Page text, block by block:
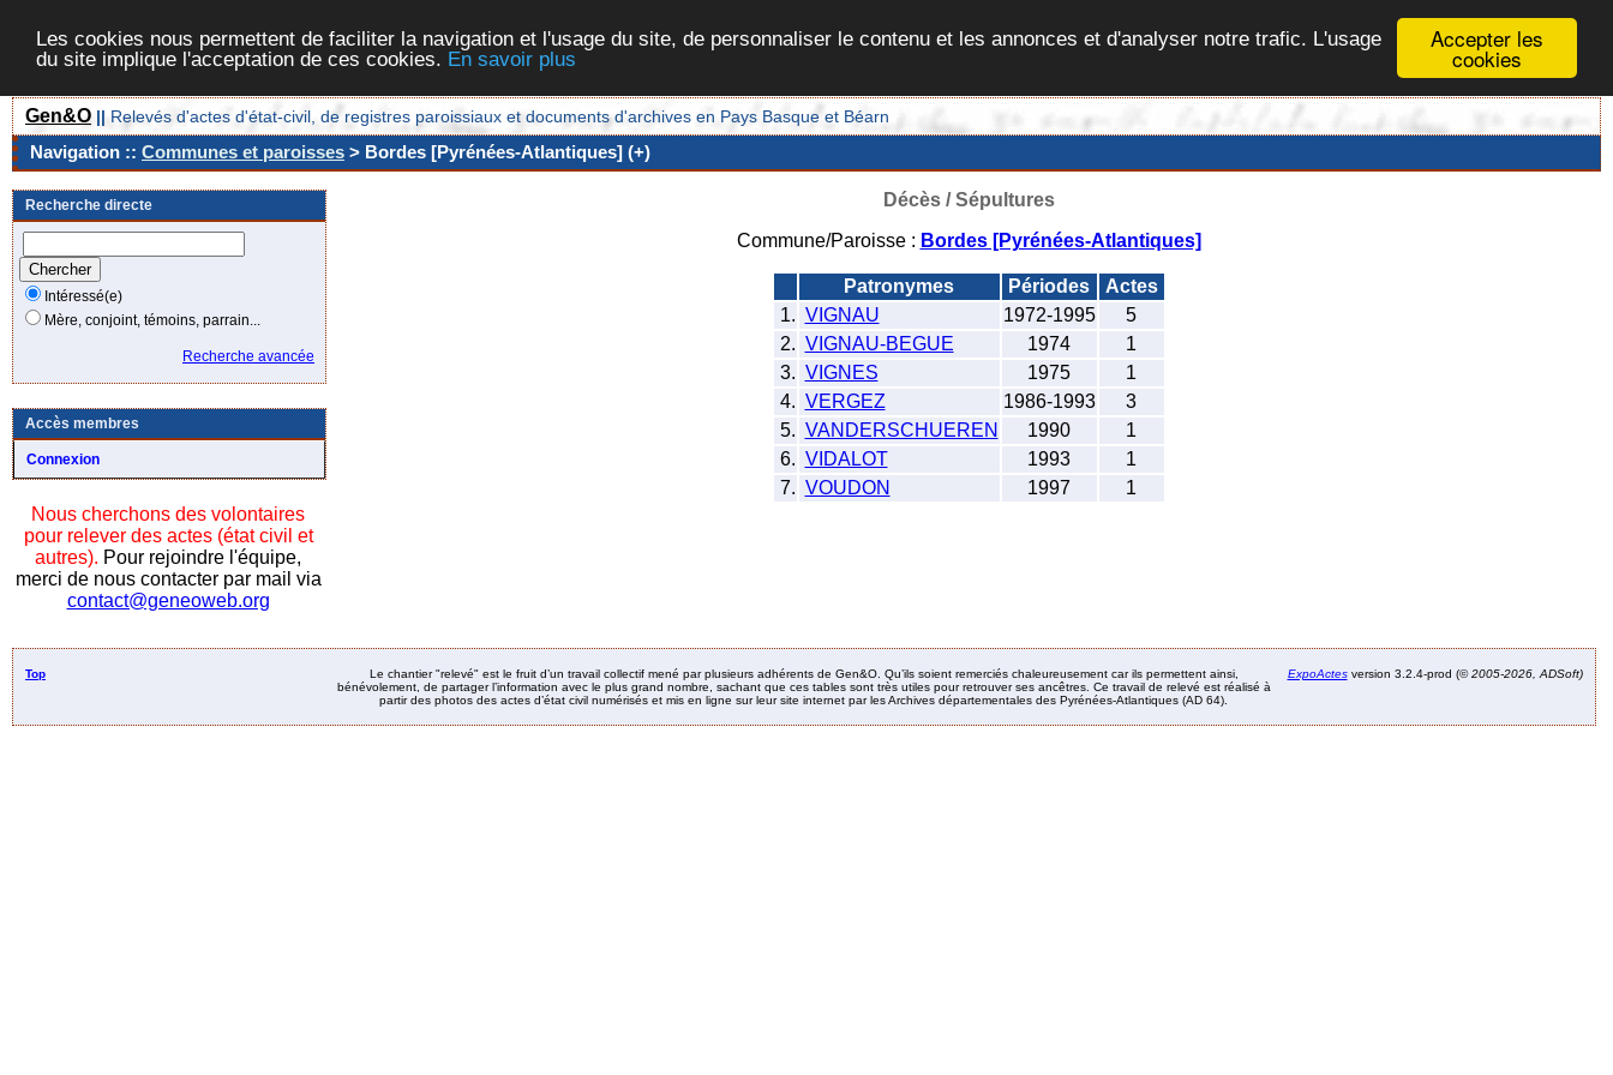
Accepter les
cookies
Les cookies nous permettent de faciliter la navigation et l'usage du site, de personnaliser le contenu et les annonces et d'analyser notre trafic. L'usage
du site implique l'acceptation de ces cookies. En savoir plus
Gen&O || Relevés d'actes d'état-civil, de registres paroissiaux et documents d'archives en Pays Basque et Béarn
Navigation :: Communes et paroisses > Bordes [Pyrénées-Atlantiques] (+)
Recherche directe
Intéressé(e)
Mère, conjoint, témoins, parrain...
Recherche avancée
Accès membres
Connexion
Nous cherchons des volontaires
pour relever des actes (état civil et
autres). Pour rejoindre l'équipe,
merci de nous contacter par mail via
contact@geneoweb.org
Décès / Sépultures
Commune/Paroisse : Bordes [Pyrénées-Atlantiques]
Patronymes Périodes
Actes
1. VIGNAU 1972-1995
5
2. VIGNAU-BEGUE 1974
1
3. VIGNES 1975
1
4. VERGEZ 1986-1993
3
5. VANDERSCHUEREN 1990
1
6. VIDALOT 1993
1
7. VOUDON 1997 1
Top
Le chantier "relevé" est le fruit d’un travail collectif mené par plusieurs adhérents de Gen&O. Qu’ils soient remerciés chaleureusement car ils permettent ainsi,
bénévolement, de partager l’information avec le plus grand nombre, sachant que ces tables sont très utiles pour retrouver ses ancêtres. Ce travail de relevé est réalisé à
partir des photos des actes d’état civil numérisés et mis en ligne sur leur site internet par les Archives départementales des Pyrénées-Atlantiques (AD 64).
ExpoActesversion 3.2.4-prod (©2005-2026, ADSoft)